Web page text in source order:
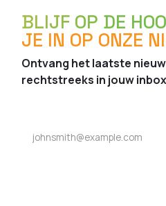
BLIJF OP DE
JE IN OP ONZE
Ontvang het laatste
rechtstreeks in jouw